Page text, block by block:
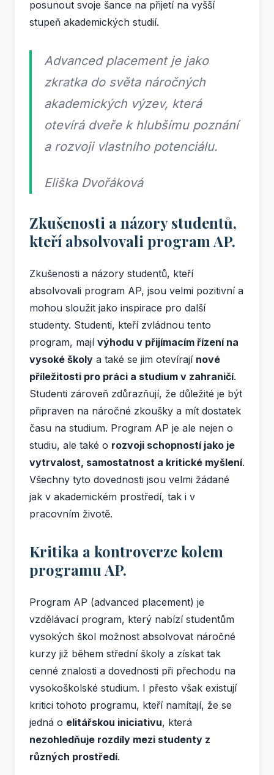
posunout svoje šance na přijetí na vyšší
stupeň akademických studií.
Advanced placement je jako
zkratka do světa náročných
akademických výzev, která
otevírá dveře k hlubšímu poznání
a rozvoji vlastního potenciálu.
Eliška Dvořáková
Zkušenosti a názory studentů,
kteří absolvovali program AP.
Zkušenosti a názory studentů, kteří
absolvovali program AP, jsou velmi pozitivní a
mohou sloužit jako inspirace pro další
studenty. Studenti, kteří zvládnou tento
program, mají výhodu v přijímacím řízení na
vysoké školy a také se jim otevírají nové
příležitosti pro práci a studium v zahraničí.
Studenti zároveň zdůrazňují, že důležité je být
připraven na náročné zkoušky a mít dostatek
času na studium. Program AP je ale nejen o
studiu, ale také o rozvoji schopností jako je
vytrvalost, samostatnost a kritické myšlení.
Všechny tyto dovednosti jsou velmi žádané
jak v akademickém prostředí, tak i v
pracovním životě.
Kritika a kontroverze kolem
programu AP.
Program AP (advanced placement) je
vzdělávací program, který nabízí studentům
vysokých škol možnost absolvovat náročné
kurzy již během střední školy a získat tak
cenné znalosti a dovednosti při přechodu na
vysokoškolské studium. I přesto však existují
kritici tohoto programu, kteří namítají, že se
jedná o elitářskou iniciativu, která
nezohledňuje rozdíly mezi studenty z
různých prostředí.